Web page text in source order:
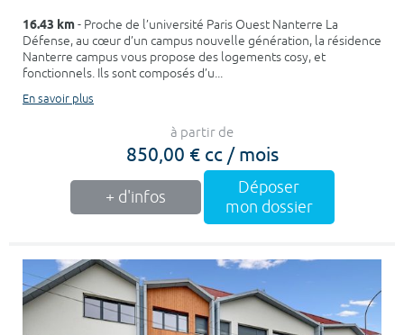
16.43 km- Proche de l’université Paris Ouest Nanterre La
Défense, au cœur d’un campus nouvelle génération, la résidence
Nanterre campus vous propose des logements cosy, et
fonctionnels. Ils sont composés d’u...
En savoir plus
à partir de
850,00 € cc / mois
+ d'infos
Déposer
mon dossier